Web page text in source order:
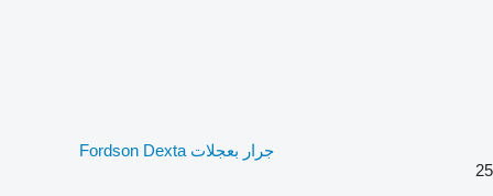
جرار بعجلات Fordson Dexta
25